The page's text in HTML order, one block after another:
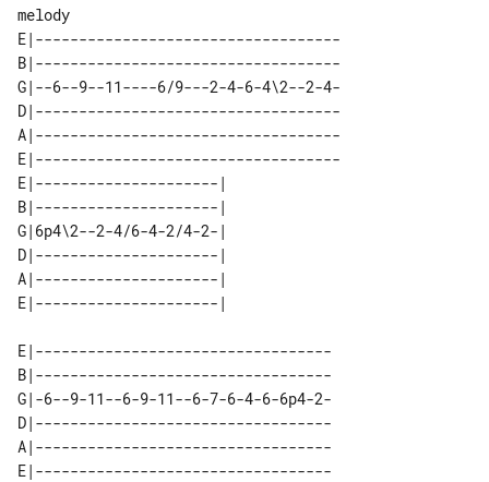
melody
E|-----------------------------------
B|-----------------------------------
G|--6--9--11----6/9---2-4-6-4\2--2-4-
D|-----------------------------------
A|-----------------------------------
E|-----------------------------------
E|---------------------|
B|---------------------|
G|6p4\2--2-4/6-4-2/4-2-|
D|---------------------|
A|---------------------|
E|----------------------------------
B|----------------------------------
G|-6--9-11--6-9-11--6-7-6-4-6-6p4-2-
D|----------------------------------
A|----------------------------------
E|----------------------------------